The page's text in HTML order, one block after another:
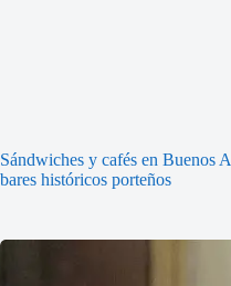
Sándwiches y cafés en Buenos
bares históricos porteños